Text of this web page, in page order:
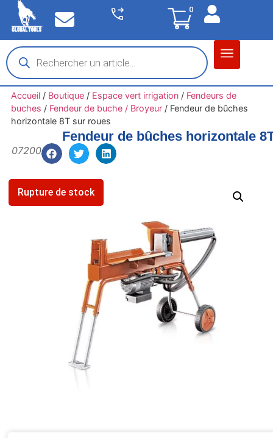
0
Accueil/ Boutique/ Espace vert irrigation/ Fendeurs de
buches / Fendeur de buche / Broyeur/ Fendeur de bûches
horizontale 8T sur roues
Rupture de stock
Fendeur de bûches horizontale
07200